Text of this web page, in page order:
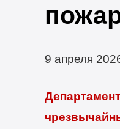
9 апреля